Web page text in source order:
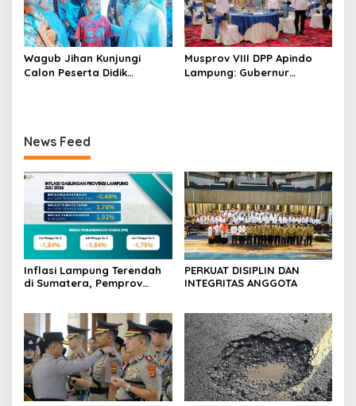
Wagub Jihan Kunjungi
Calon Peserta Didik
Masa Depan
Musprov VIII DPP Apindo
Lampung: Gubernur
News Feed
Inflasi Lampung Terendah
di Sumatera, Pemprov
PERKUAT DISIPLIN DAN
INTEGRITAS ANGGOTA